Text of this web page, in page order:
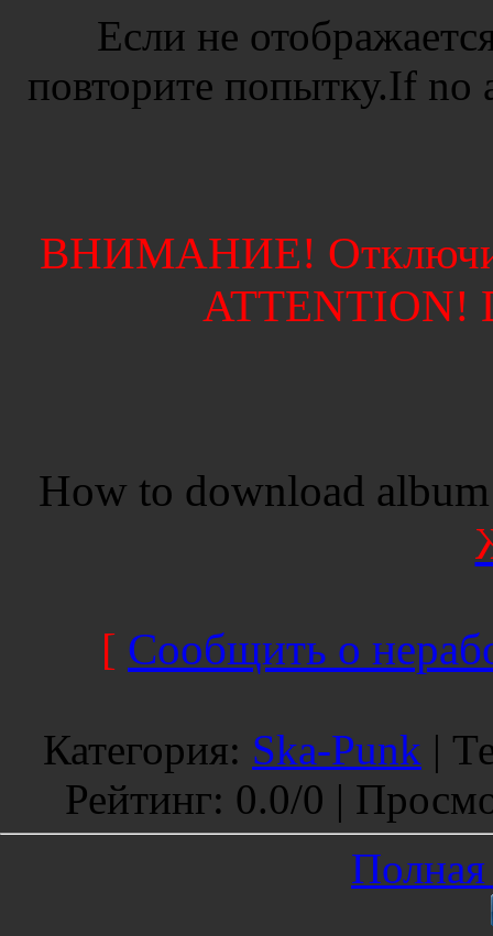
Если не
повторите попытку.If
ВНИМАНИЕ!
ATTENTION!
How to download
[ Сообщить о
Категория: Ska-Punk |
Рейтинг: 0.0/0 |
Полная